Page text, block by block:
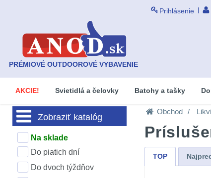
Prihlásenie
PRÉMIOVÉ OUTDOOROVÉ VYBAVENIE
AKCIE! Svietidlá a čelovky Batohy a tašky
Zobraziť katalóg
Na sklade
Do piatich dní
Do dvoch týždňov
Obchod
TOP